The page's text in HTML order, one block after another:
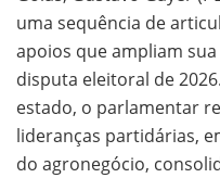
uma sequência de
apoios que ampliam
disputa eleitoral de
estado, o parlamentar
lideranças partidárias,
do agronegócio,